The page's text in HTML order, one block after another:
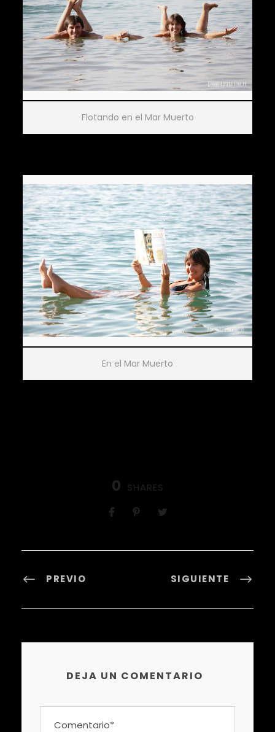
Flotando en el Mar Muerto
En el Mar Muerto
0 SHARES
PREVIO SIGUIENTE
DEJA UN COMENTARIO